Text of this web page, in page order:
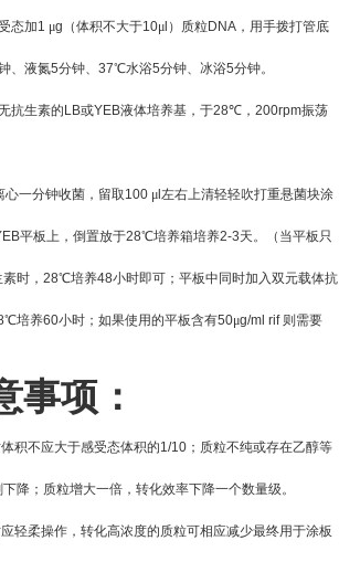
态加1 μg （体积不大于10μl ）质粒DNA，用手拨打管底
、液氮5分钟、 37℃水浴5分钟、冰浴5分钟。
抗生素的 LB或YEB液体培养基，于28℃， 200rpm振荡
心一分钟收菌，留取100 μl 左右上清轻轻吹打重悬菌块涂
平板上，倒置放于28℃培养箱培养2-3天。（当平板只
时， 28℃培养48小时即可；平板中同时加入双元载体抗
℃培养60小时；如果使用的平板含有50μg/ml rif 则需要
事项：
积不应大于感受态体积的1/10；质粒不纯或存在乙醇等
降；质粒增大一倍，转化效率下降一个数量级。
轻柔操作，转化高浓度的质粒可相应减少最终用于涂板